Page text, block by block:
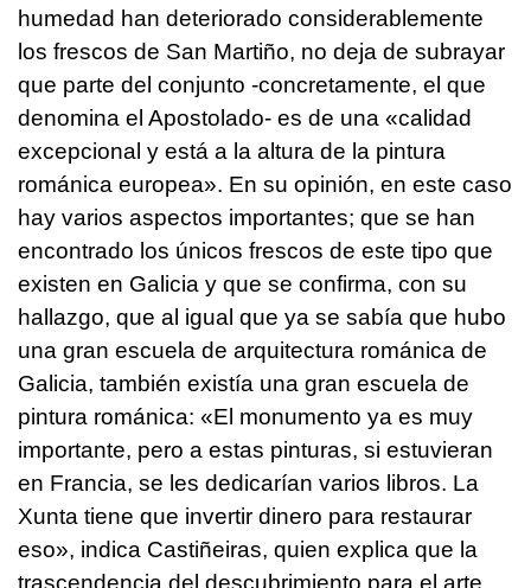
humedad han deteriorado considerablemente
los frescos de San Martiño, no deja de subrayar
que parte del conjunto -concretamente, el que
denomina el Apostolado- es de una «calidad
excepcional y está a la altura de la pintura
románica europea». En su opinión, en este caso
hay varios aspectos importantes; que se han
encontrado los únicos frescos de este tipo que
existen en Galicia y que se confirma, con su
hallazgo, que al igual que ya se sabía que hubo
una gran escuela de arquitectura románica de
Galicia, también existía una gran escuela de
pintura románica: «El monumento ya es muy
importante, pero a estas pinturas, si estuvieran
en Francia, se les dedicarían varios libros. La
Xunta tiene que invertir dinero para restaurar
eso», indica Castiñeiras, quien explica que la
trascendencia del descubrimiento para el arte